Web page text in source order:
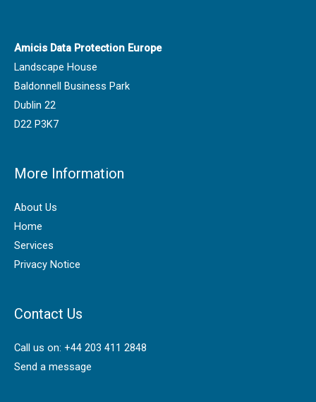
Amicis Data Protection Europe
Landscape House
Baldonnell Business Park
Dublin 22
D22 P3K7
More Information
About Us
Home
Services
Privacy Notice
Contact Us
Call us on: +44 203 411 2848
Send a message